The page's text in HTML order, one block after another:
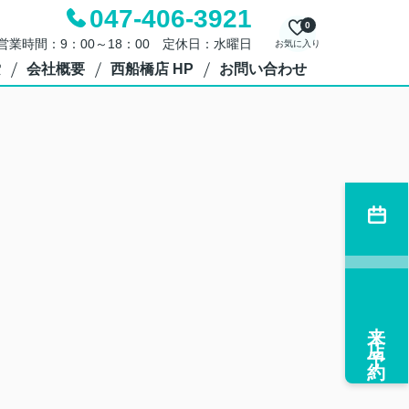
047-406-3921
業時間：9：00～18：00 定休日：水曜日 お気に入り
0
会社概要 西船橋店 HP お問い合わせ
来店予約